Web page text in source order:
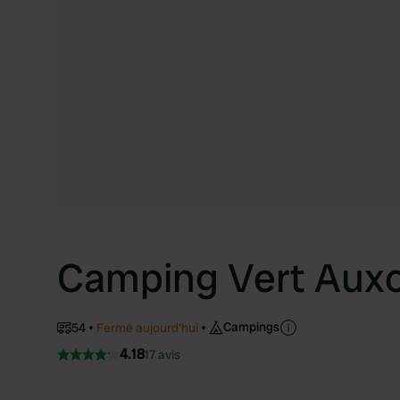
Camping Vert
54 Fermé aujourd'hui Campings
4.1817 avis